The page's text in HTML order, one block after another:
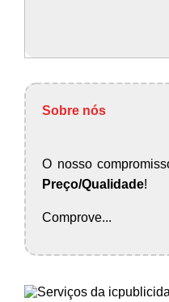
Sobre nós
O nosso
Preço/Qualidade!
Comprove...